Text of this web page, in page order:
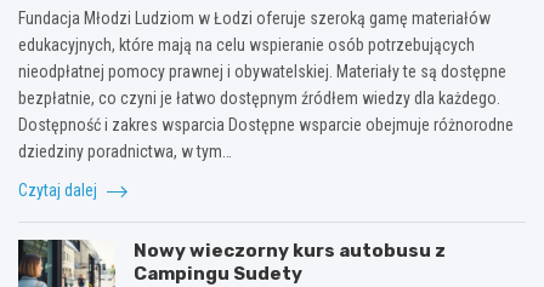
Fundacja Młodzi Ludziom w Łodzi oferuje szeroką gamę materiałów
edukacyjnych, które mają na celu wspieranie osób potrzebujących
nieodpłatnej pomocy prawnej i obywatelskiej. Materiały te są dostępne
bezpłatnie, co czyni je łatwo dostępnym źródłem wiedzy dla każdego.
Dostępność i zakres wsparcia Dostępne wsparcie obejmuje różnorodne
dziedziny poradnictwa, w tym…
Czytaj dalej
Nowy wieczorny kurs autobusu z
Campingu Sudety